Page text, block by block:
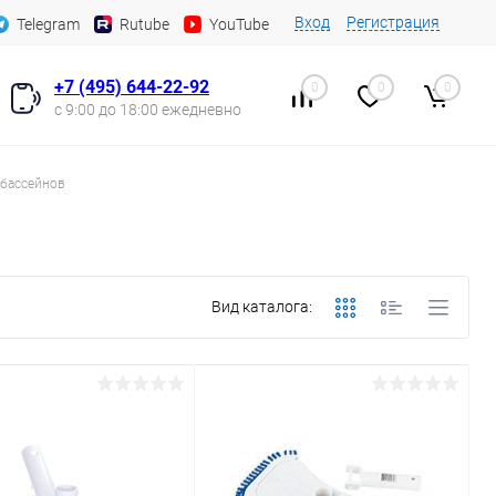
Telegram Rutube YouTube Вход Регистрация
+7 (495) 644-22-92
с 9:00 до 18:00 ежедневно
0 0 0
Вид каталога: